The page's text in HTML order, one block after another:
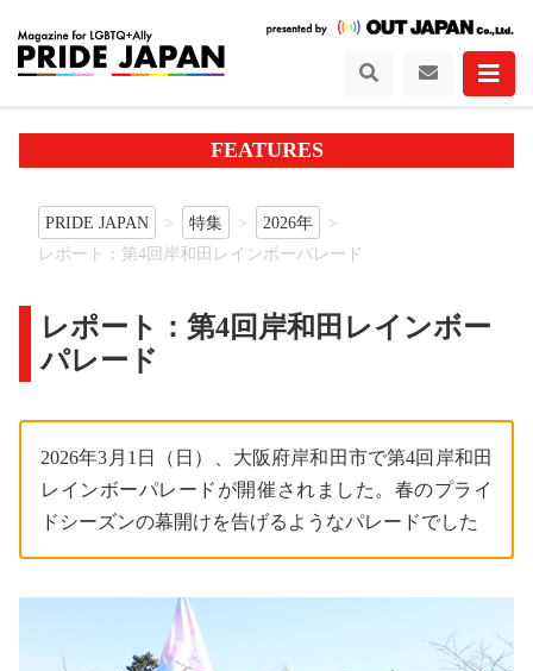
FEATURES
PRIDE JAPAN 特集
2026年
レポート：第4回岸和田レインボーパレード
レポート：第4回岸和田レインボー
パレード
2026年3月1日（日）、大阪府岸和田市で第4回岸和田
レインボーパレードが開催されました。春のプライ
ドシーズンの幕開けを告げるようなパレードでした